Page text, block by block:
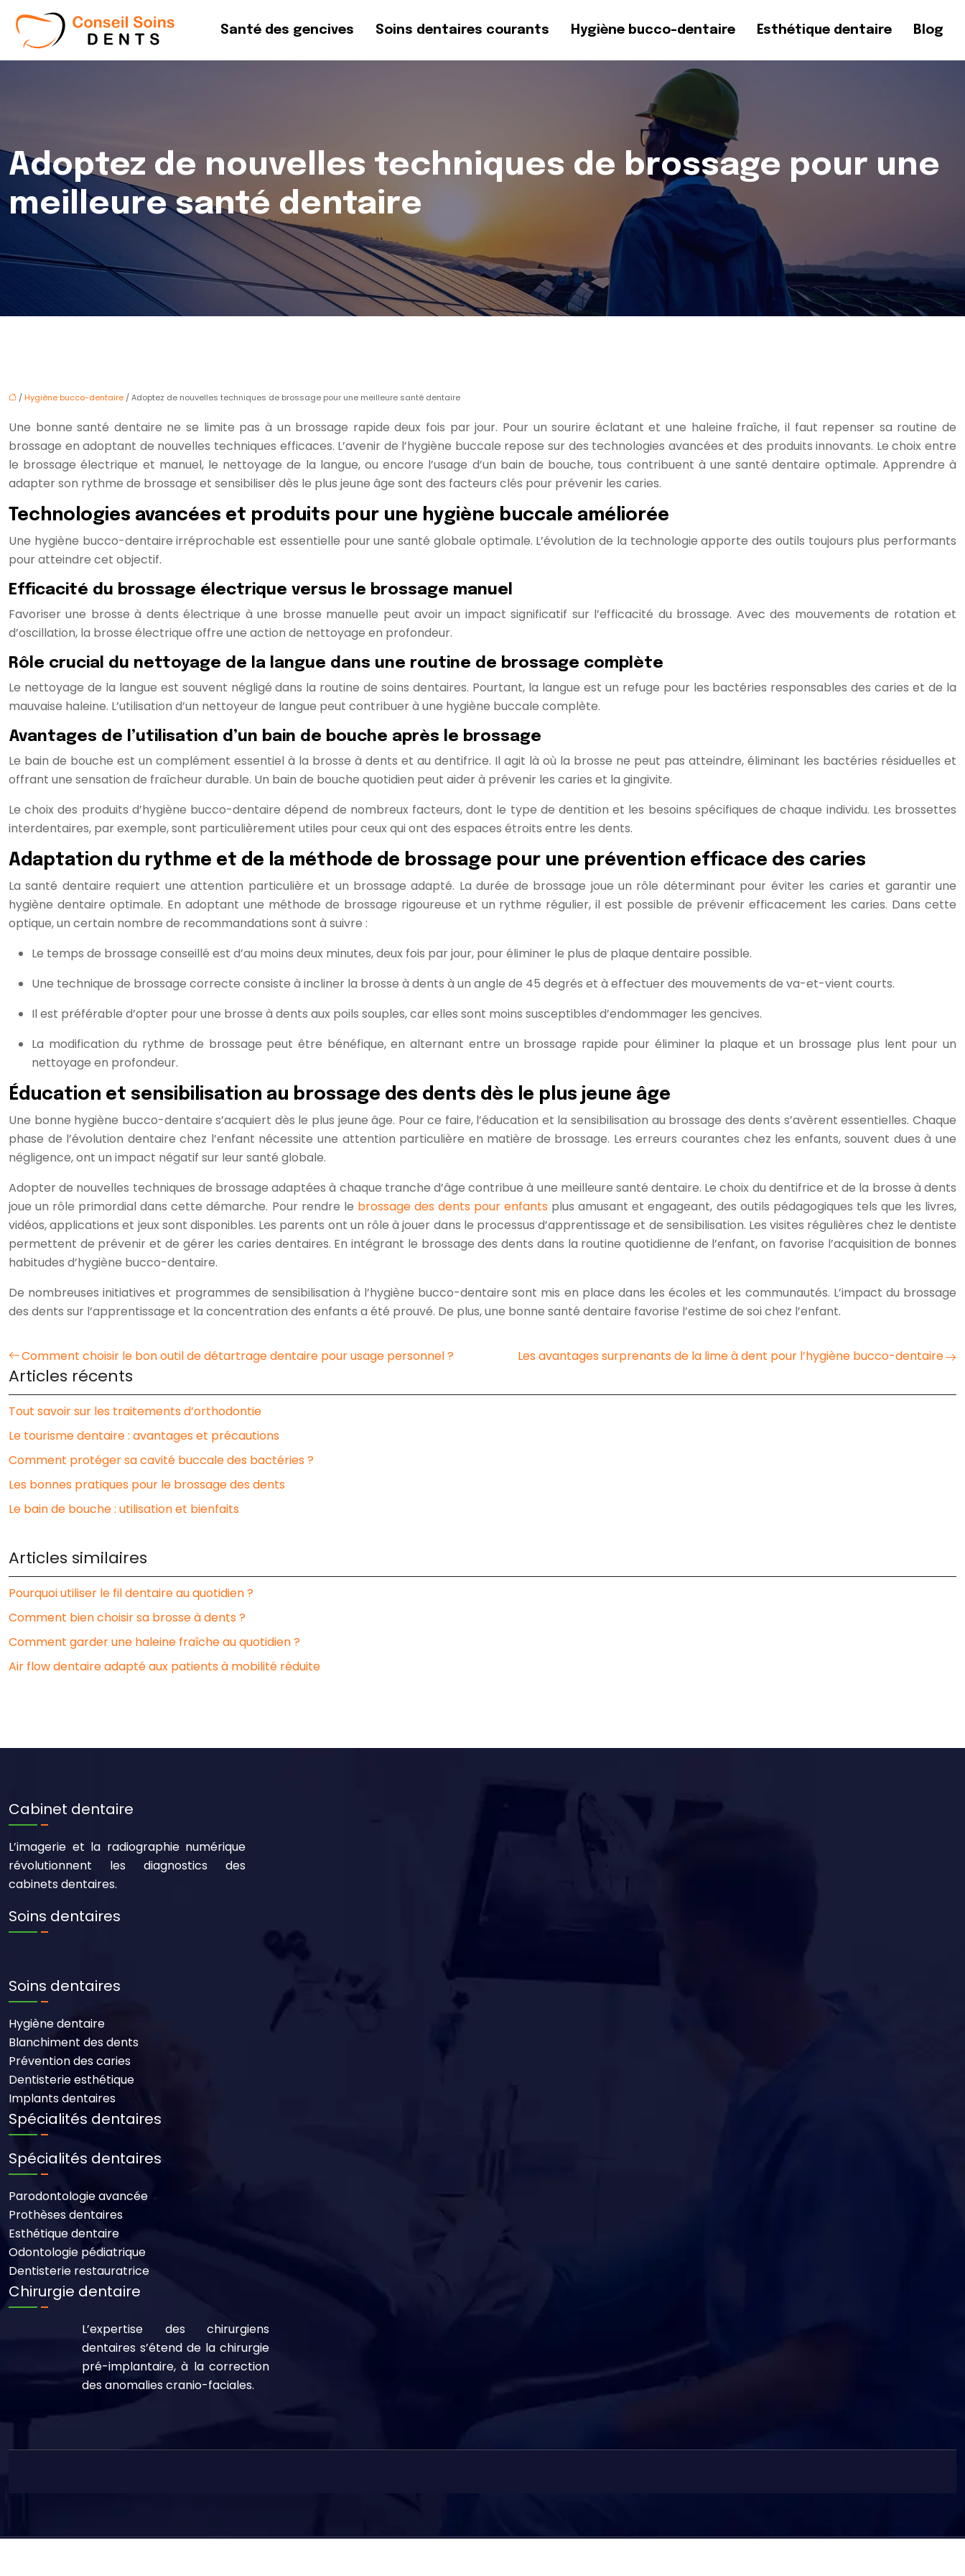
Santé des gencives Soins dentaires courants Hygiène bucco-dentaire Esthétique dentaire Blog
Adoptez de nouvelles techniques de brossage pour une
meilleure santé dentaire
/ Hygiène bucco-dentaire / Adoptez de nouvelles techniques de brossage pour une meilleure santé dentaire
Une bonne santé dentaire ne se limite pas à un brossage rapide deux fois par jour. Pour un sourire éclatant et une haleine fraîche, il faut repenser sa routine de
brossage en adoptant de nouvelles techniques efficaces. L’avenir de l’hygiène buccale repose sur des technologies avancées et des produits innovants. Le choix entre
le brossage électrique et manuel, le nettoyage de la langue, ou encore l’usage d’un bain de bouche, tous contribuent à une santé dentaire optimale. Apprendre à
adapter son rythme de brossage et sensibiliser dès le plus jeune âge sont des facteurs clés pour prévenir les caries.
Technologies avancées et produits pour une hygiène buccale améliorée
Une hygiène bucco-dentaire irréprochable est essentielle pour une santé globale optimale. L’évolution de la technologie apporte des outils toujours plus performants
pour atteindre cet objectif.
Efficacité du brossage électrique versus le brossage manuel
Favoriser une brosse à dents électrique à une brosse manuelle peut avoir un impact significatif sur l’efficacité du brossage. Avec des mouvements de rotation et
d’oscillation, la brosse électrique offre une action de nettoyage en profondeur.
Rôle crucial du nettoyage de la langue dans une routine de brossage complète
Le nettoyage de la langue est souvent négligé dans la routine de soins dentaires. Pourtant, la langue est un refuge pour les bactéries responsables des caries et de la
mauvaise haleine. L’utilisation d’un nettoyeur de langue peut contribuer à une hygiène buccale complète.
Avantages de l’utilisation d’un bain de bouche après le brossage
Le bain de bouche est un complément essentiel à la brosse à dents et au dentifrice. Il agit là où la brosse ne peut pas atteindre, éliminant les bactéries résiduelles et
offrant une sensation de fraîcheur durable. Un bain de bouche quotidien peut aider à prévenir les caries et la gingivite.
Le choix des produits d’hygiène bucco-dentaire dépend de nombreux facteurs, dont le type de dentition et les besoins spécifiques de chaque individu. Les brossettes
interdentaires, par exemple, sont particulièrement utiles pour ceux qui ont des espaces étroits entre les dents.
Adaptation du rythme et de la méthode de brossage pour une prévention efficace des caries
La santé dentaire requiert une attention particulière et un brossage adapté. La durée de brossage joue un rôle déterminant pour éviter les caries et garantir une
hygiène dentaire optimale. En adoptant une méthode de brossage rigoureuse et un rythme régulier, il est possible de prévenir efficacement les caries. Dans cette
optique, un certain nombre de recommandations sont à suivre :
Le temps de brossage conseillé est d’au moins deux minutes, deux fois par jour, pour éliminer le plus de plaque dentaire possible.
Une technique de brossage correcte consiste à incliner la brosse à dents à un angle de 45 degrés et à effectuer des mouvements de va-et-vient courts.
Il est préférable d’opter pour une brosse à dents aux poils souples, car elles sont moins susceptibles d’endommager les gencives.
La modification du rythme de brossage peut être bénéfique, en alternant entre un brossage rapide pour éliminer la plaque et un brossage plus lent pour un
nettoyage en profondeur.
Éducation et sensibilisation au brossage des dents dès le plus jeune âge
Une bonne hygiène bucco-dentaire s’acquiert dès le plus jeune âge. Pour ce faire, l’éducation et la sensibilisation au brossage des dents s’avèrent essentielles. Chaque
phase de l’évolution dentaire chez l’enfant nécessite une attention particulière en matière de brossage. Les erreurs courantes chez les enfants, souvent dues à une
négligence, ont un impact négatif sur leur santé globale.
Adopter de nouvelles techniques de brossage adaptées à chaque tranche d’âge contribue à une meilleure santé dentaire. Le choix du dentifrice et de la brosse à dents
joue un rôle primordial dans cette démarche. Pour rendre le brossage des dents pour enfants plus amusant et engageant, des outils pédagogiques tels que les livres,
vidéos, applications et jeux sont disponibles. Les parents ont un rôle à jouer dans le processus d’apprentissage et de sensibilisation. Les visites régulières chez le dentiste
permettent de prévenir et de gérer les caries dentaires. En intégrant le brossage des dents dans la routine quotidienne de l’enfant, on favorise l’acquisition de bonnes
habitudes d’hygiène bucco-dentaire.
De nombreuses initiatives et programmes de sensibilisation à l’hygiène bucco-dentaire sont mis en place dans les écoles et les communautés. L’impact du brossage
des dents sur l’apprentissage et la concentration des enfants a été prouvé. De plus, une bonne santé dentaire favorise l’estime de soi chez l’enfant.
Comment choisir le bon outil de détartrage dentaire pour usage personnel ? Les avantages surprenants de la lime à dent pour l’hygiène bucco-dentaire
Articles récents
Tout savoir sur les traitements d’orthodontie
Le tourisme dentaire : avantages et précautions
Comment protéger sa cavité buccale des bactéries ?
Les bonnes pratiques pour le brossage des dents
Le bain de bouche : utilisation et bienfaits
Articles similaires
Pourquoi utiliser le fil dentaire au quotidien ?
Comment bien choisir sa brosse à dents ?
Comment garder une haleine fraîche au quotidien ?
Air flow dentaire adapté aux patients à mobilité réduite
Cabinet dentaire
L’imagerie et la radiographie numérique
révolutionnent les diagnostics des
cabinets dentaires.
Soins dentaires
Soins dentaires
Hygiène dentaire
Blanchiment des dents
Prévention des caries
Dentisterie esthétique
Implants dentaires
Spécialités dentaires
Spécialités dentaires
Parodontologie avancée
Prothèses dentaires
Esthétique dentaire
Odontologie pédiatrique
Dentisterie restauratrice
Chirurgie dentaire
L’expertise des chirurgiens
dentaires s’étend de la chirurgie
pré-implantaire, à la correction
des anomalies cranio-faciales.